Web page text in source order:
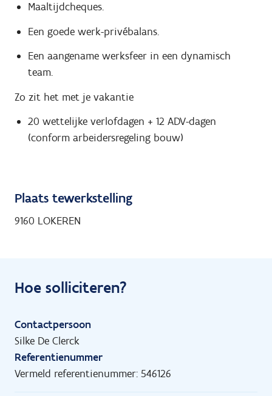
Maaltijdcheques.
Een goede werk-privébalans.
Een aangename werksfeer in een dynamisch
team.
Zo zit het met je vakantie
20 wettelijke verlofdagen + 12 ADV-dagen
(conform arbeidersregeling bouw)
Plaats tewerkstelling
9160 LOKEREN
Hoe solliciteren?
Contactpersoon
Silke De Clerck
Referentienummer
Vermeld referentienummer: 546126